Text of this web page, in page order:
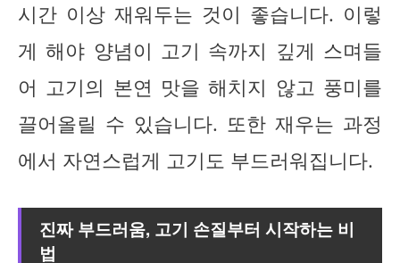
시간 이상 재워두는 것이 좋습니다. 이렇
게 해야 양념이 고기 속까지 깊게 스며들
어 고기의 본연 맛을 해치지 않고 풍미를
끌어올릴 수 있습니다. 또한 재우는 과정
에서 자연스럽게 고기도 부드러워집니다.
진짜 부드러움, 고기 손질부터 시작하는 비
법